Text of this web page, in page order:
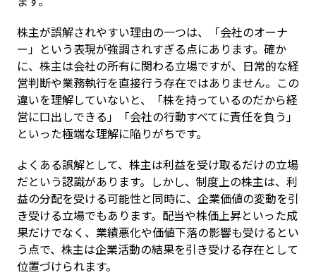
株主が誤解されやすい理由の一つは、「会社のオーナ
ー」という表現が強調されすぎる点にあります。確か
に、株主は会社の所有に関わる立場ですが、日常的な経
営判断や業務執行を直接行う存在ではありません。この
違いを理解していないと、「株を持っているのだから経
営に口出しできる」「会社の行動すべてに責任を負う」
といった極端な理解に陥りがちです。
よくある誤解として、株主は利益を受け取るだけの立場
だという認識があります。しかし、制度上の株主は、利
益の分配を受ける可能性と同時に、企業価値の変動を引
き受ける立場でもあります。配当や株価上昇といった成
果だけでなく、業績悪化や価値下落の影響も受けるとい
う点で、株主は企業活動の結果を引き受ける存在として
位置づけられます。